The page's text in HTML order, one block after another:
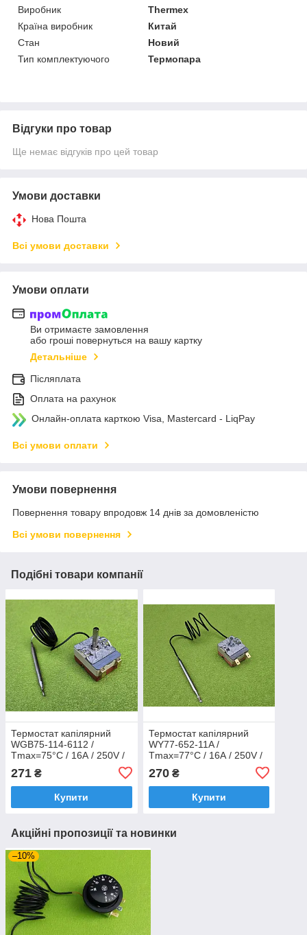
Виробник
Thermex
Країна виробник
Китай
Стан
Новий
Тип комплектуючого
Термопара
Відгуки про товар
Ще немає відгуків про цей товар
Умови доставки
Нова Пошта
Всі умови доставки
Умови оплати
Ви отримаєте замовлення
або гроші повернуться на вашу картку
Детальніше
Післяплата
Оплата на рахунок
Онлайн-оплата карткою Visa, Mastercard - LiqPay
Всі умови оплати
Умови повернення
Повернення товару впродовж 14 днів за домовленістю
Всі умови повернення
Подібні товари компанії
Термостат капілярний
WGB75-114-6112 /
Tmax=75°C / 16А / 250V /
стержня=23мм (2
контакти) до бойлера
271 ₴
Купити
Термостат капілярний
WY77-652-11A /
Tmax=77°C / 16А / 250V /
L=65см / H стержня=12мм
(2 контакти) до бойлерів
270₴
Купити
Акційні пропозиції та новинки
–10%